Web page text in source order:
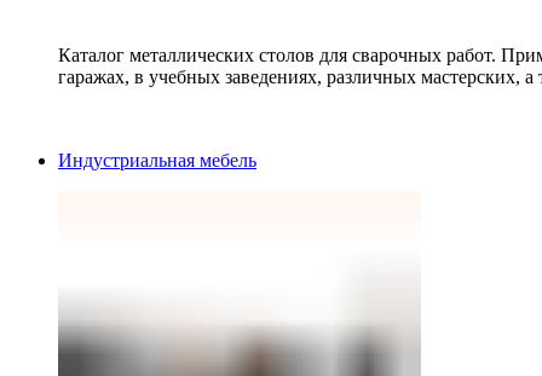
Каталог металлических столов для сварочных работ.
гаражах, в учебных заведениях, различных мастерских, а
Индустриальная мебель